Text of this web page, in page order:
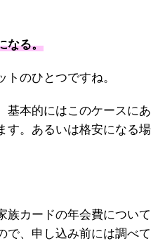
なる。
のひとつですね。
基本的にはこのケースにあ
す。あるいは格安になる場
族カードの年会費について
で、申し込み前には調べて